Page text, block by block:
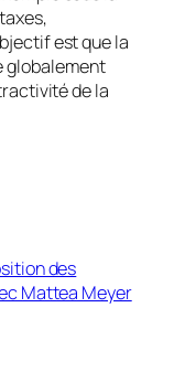
est que la
globalement
de la
des
Mattea Meyer